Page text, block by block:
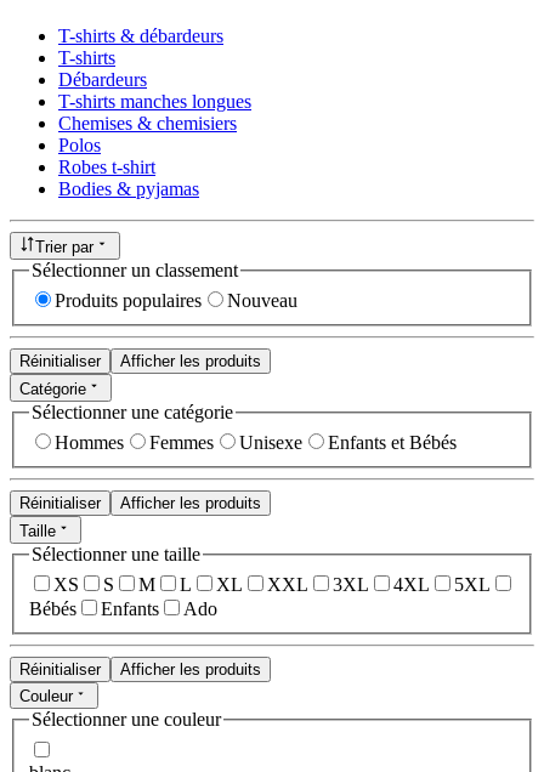
T-shirts & débardeurs
T-shirts
Débardeurs
T-shirts manches longues
Chemises & chemisiers
Polos
Robes t-shirt
Bodies & pyjamas
Trier par
Sélectionner un classement
Produits populaires
Nouveau
Réinitialiser
Afficher les produits
Catégorie
Sélectionner une catégorie
Hommes
Femmes Unisexe Enfants et Bébés
Réinitialiser
Afficher les produits
Taille
Sélectionner une taille
XS
S M L XL XXL 3XL 4XL
5XL
Bébés
Enfants Ado
Réinitialiser
Afficher les produits
Couleur
Sélectionner une couleur